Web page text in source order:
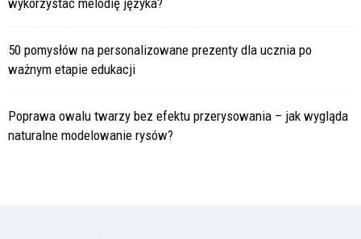
50 pomysłów na personalizowane prezenty dla ucznia po
ważnym etapie edukacji
Poprawa owalu twarzy bez efektu przerysowania – jak wygląda
naturalne modelowanie rysów?